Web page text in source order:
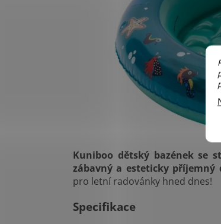
Kuniboo dětský bazének se
zábavný a esteticky příjemný
pro letní radovánky hned dnes!
Specifikace